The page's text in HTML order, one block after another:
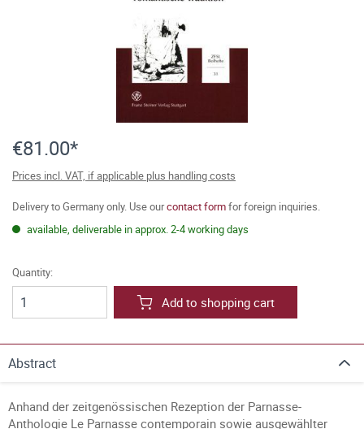
€81.00*
Prices incl. VAT, if applicable plus handling costs
Delivery to Germany only. Use ourcontact formfor foreign inquiries.
available, deliverable in approx. 2-4 working days
Quantity:
Add to shopping cart
Abstract
Anhand der zeitgenössischen Rezeption der Parnasse-
Anthologie Le Parnasse contemporain sowie ausgewählter